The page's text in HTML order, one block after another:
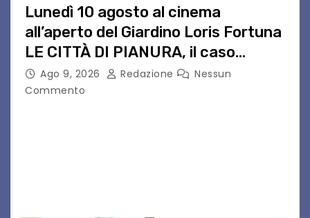
Lunedì 10 agosto al cinema
all’aperto del Giardino Loris Fortuna
LE CITTÀ DI PIANURA, il caso
cinematografico dell’anno!
Ago 9, 2026 Redazione
Nessun
Commento